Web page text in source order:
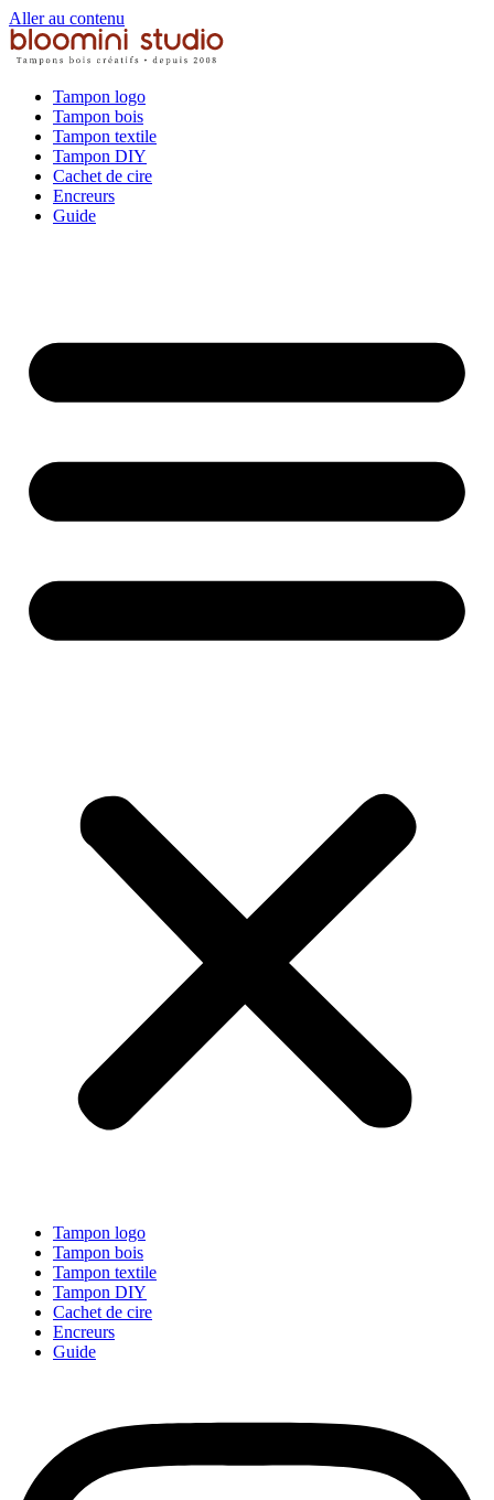
Aller au contenu
Tampon logo
Tampon bois
Tampon textile
Tampon DIY
Cachet de cire
Encreurs
Guide
Tampon logo
Tampon bois
Tampon textile
Tampon DIY
Cachet de cire
Encreurs
Guide